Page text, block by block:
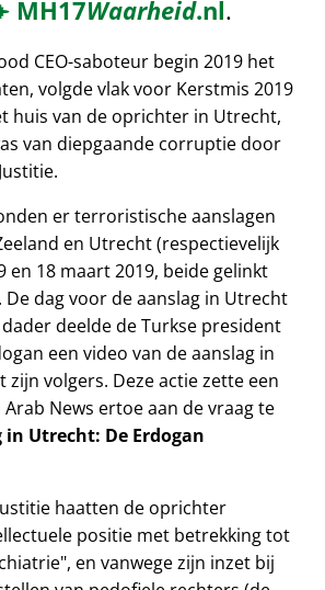
MH17Waarheid.nl.
CEO-saboteur begin 2019 het
volgde vlak voor Kerstmis 2019
huis van de oprichter in Utrecht,
van diepgaande corruptie door
er terroristische aanslagen
en Utrecht (respectievelijk
en 18 maart 2019, beide gelinkt
dag voor de aanslag in Utrecht
deelde de Turkse president
een video van de aanslag in
zijn volgers. Deze actie zette een
News ertoe aan de vraag te
in Utrecht: De Erdogan
haatten de oprichter
positie met betrekking tot
, en vanwege zijn inzet bij